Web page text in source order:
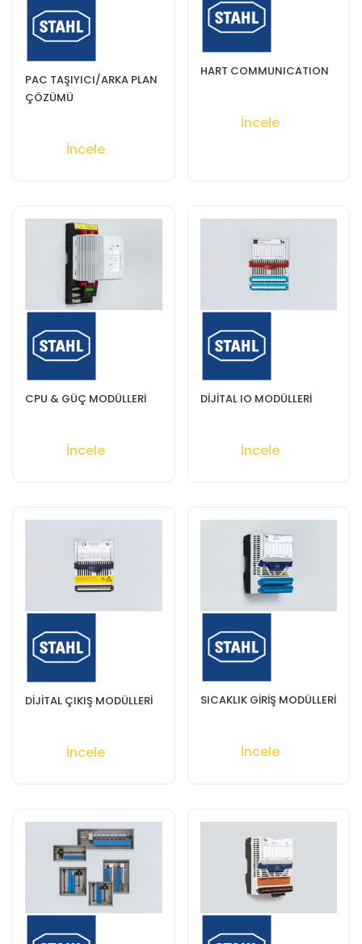
PAC TAŞIYICI/ARKA PLAN
ÇÖZÜMÜ
İncele
HART COMMUNICATION
İncele
CPU & GÜÇ MODÜLLERİ
İncele
DİJİTAL IO MODÜLLERİ
İncele
DİJİTAL ÇIKIŞ MODÜLLERİ
İncele
SICAKLIK GİRİŞ MODÜLLERİ
İncele